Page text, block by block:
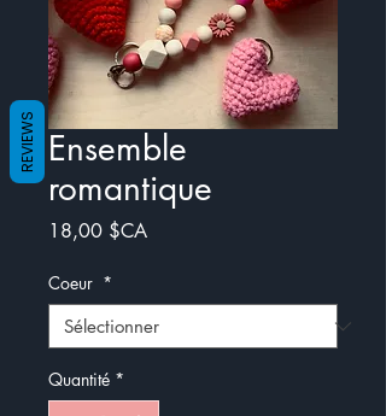
Ensemble
romantique
18,00 $CAPrix
Coeur *
Quantité *
REVIEWS